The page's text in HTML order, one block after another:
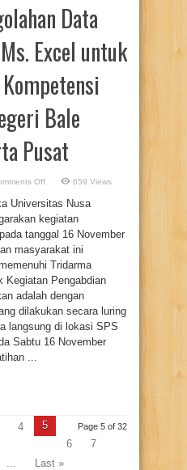
Data
Excel untuk
Bale
Pusat
Offon
Pengolahan
Data
Menggunakan
Ms.
Excel
untuk
Meningkatkan
Kompetensi
SDM
di
Negeri
Bale
Bermain
Jakarta
Pusat
659 Views
Universitas Nusa
kegiatan
tanggal 16 November
masyarakat ini
Tridarma
Kegiatan Pengabdian
adalah dengan
dilakukan secara luring
langsung di lokasi SPS
Sabtu 16 November
...
Page 5 of 32
4
5
6
7
Last »